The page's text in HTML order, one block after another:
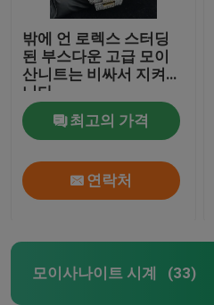
밖에 언 로렉스 스터딩
된 부스다운 고급 모이
산니트는 비싸서 지켜봅
니다
최고의 가격
연락처
모이사나이트 시계 (33)